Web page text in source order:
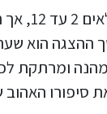
המחזמר
מהנה ומרתקת
סיפורו